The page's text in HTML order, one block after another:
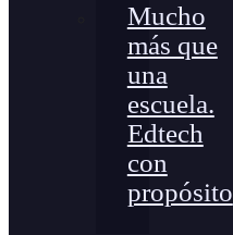
Mucho
más que
una
escuela.
Edtech
con
propósito